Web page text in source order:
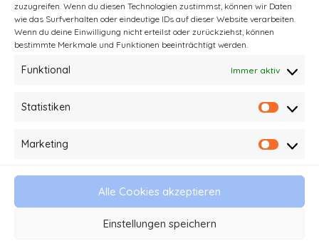
zuzugreifen. Wenn du diesen Technologien zustimmst, können wir Daten
wie das Surfverhalten oder eindeutige IDs auf dieser Website verarbeiten.
Wenn du deine Einwilligung nicht erteilst oder zurückziehst, können
bestimmte Merkmale und Funktionen beeinträchtigt werden.
Funktional Immer aktiv
Statistiken
Marketing
Alle Cookies akzeptieren
Einstellungen speichern
© 2026 My happy Sunshine - Stefanie Kathi
Baader